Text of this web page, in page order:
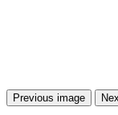
Previous image